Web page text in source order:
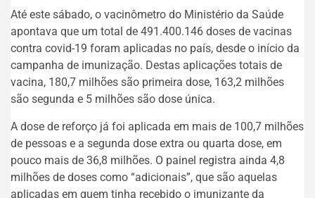
Até este sábado, o vacinômetro do Ministério da Saúde
apontava que um total de 491.400.146 doses de vacinas
contra covid-19 foram aplicadas no país, desde o início da
campanha de imunização. Destas aplicações totais de
vacina, 180,7 milhões são primeira dose, 163,2 milhões
são segunda e 5 milhões são dose única.
A dose de reforço já foi aplicada em mais de 100,7 milhões
de pessoas e a segunda dose extra ou quarta dose, em
pouco mais de 36,8 milhões. O painel registra ainda 4,8
milhões de doses como “adicionais”, que são aquelas
aplicadas em quem tinha recebido o imunizante da